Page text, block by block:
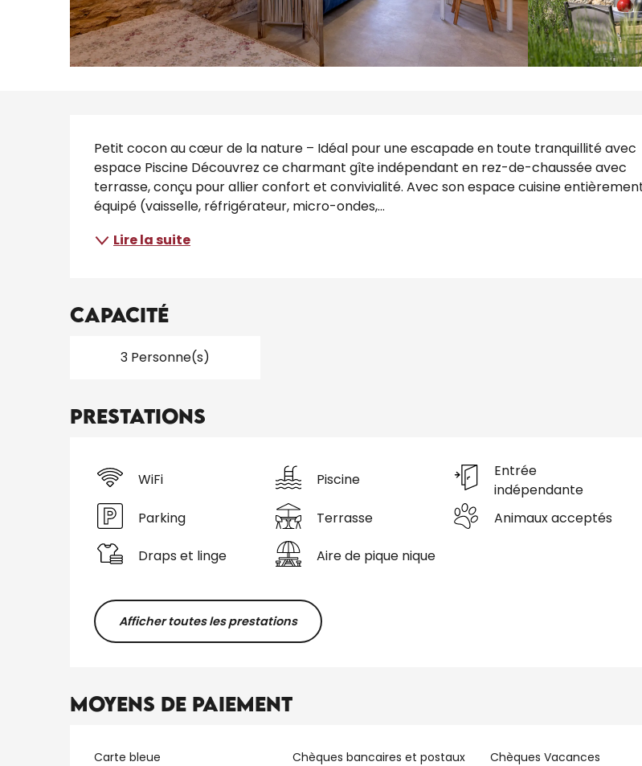
Petit cocon au cœur de la nature – Idéal pour une escapade en toute tranquillité avec
espace Piscine Découvrez ce charmant gîte indépendant en rez-de-chaussée avec
terrasse, conçu pour allier confort et convivialité. Avec son espace cuisine
équipé (vaisselle, réfrigérateur, micro-ondes,...
Lire la suite
Capacité
3 Personne(s)
Prestations
WiFi Piscine
Entrée
indépendante
Parking
Terrasse Animaux acceptés
Draps et linge Aire de pique nique
Afficher toutes les prestations
Moyens de paiement
Carte bleue Chèques bancaires et postaux Chèques Vacances